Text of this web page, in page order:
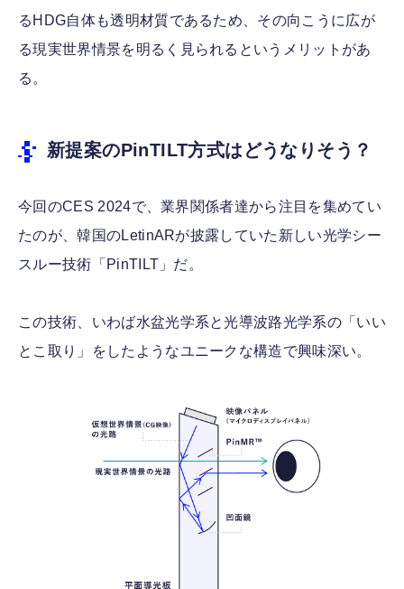
るHDG自体も透明材質であるため、その向こうに広が
る現実世界情景を明るく見られるというメリットがあ
る。
新提案のPinTILT方式はどうなりそう？
今回のCES 2024で、業界関係者達から注目を集めてい
たのが、韓国のLetinARが披露していた新しい光学シー
スルー技術「PinTILT」だ。
この技術、いわば水盆光学系と光導波路光学系の「いい
とこ取り」をしたようなユニークな構造で興味深い。